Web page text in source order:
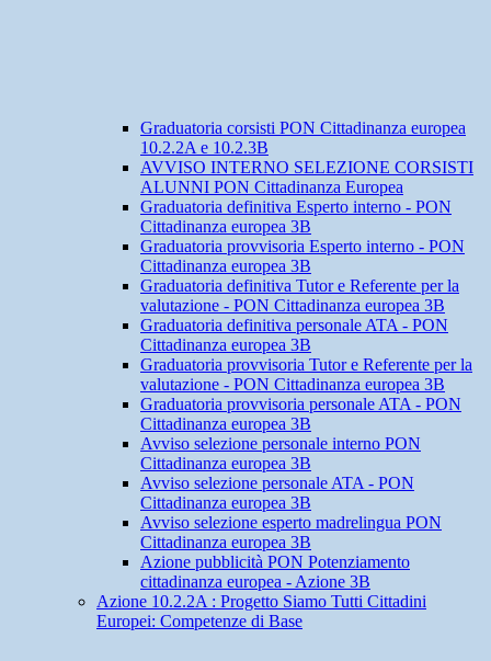
Graduatoria corsisti PON Cittadinanza europea
10.2.2A e 10.2.3B
AVVISO INTERNO SELEZIONE CORSISTI
ALUNNI PON Cittadinanza Europea
Graduatoria definitiva Esperto interno - PON
Cittadinanza europea 3B
Graduatoria provvisoria Esperto interno - PON
Cittadinanza europea 3B
Graduatoria definitiva Tutor e Referente per la
valutazione - PON Cittadinanza europea 3B
Graduatoria definitiva personale ATA - PON
Cittadinanza europea 3B
Graduatoria provvisoria Tutor e Referente per la
valutazione - PON Cittadinanza europea 3B
Graduatoria provvisoria personale ATA - PON
Cittadinanza europea 3B
Avviso selezione personale interno PON
Cittadinanza europea 3B
Avviso selezione personale ATA - PON
Cittadinanza europea 3B
Avviso selezione esperto madrelingua PON
Cittadinanza europea 3B
Azione pubblicità PON Potenziamento
cittadinanza europea - Azione 3B
Azione 10.2.2A : Progetto Siamo Tutti Cittadini
Europei: Competenze di Base